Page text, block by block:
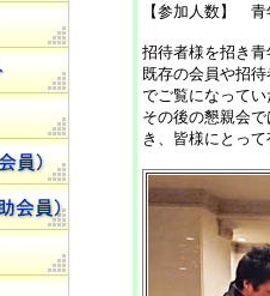
【参加人数】 青
招待者様を招き
既存の会員や招
でご覧になって
その後の懇親会
き、皆様にとっ